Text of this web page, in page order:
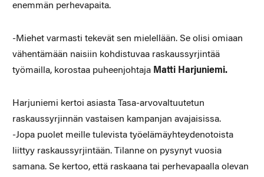
enemmän perhevapaita.
-Miehet varmasti tekevät sen mielellään. Se olisi omiaan
vähentämään naisiin kohdistuvaa raskaussyrjintää
työmailla, korostaa puheenjohtaja Matti Harjuniemi.
Harjuniemi kertoi asiasta Tasa-arvovaltuutetun
raskaussyrjinnän vastaisen kampanjan avajaisissa.
-Jopa puolet meille tulevista työelämäyhteydenotoista
liittyy raskaussyrjintään. Tilanne on pysynyt vuosia
samana. Se kertoo, että raskaana tai perhevapaalla olevan